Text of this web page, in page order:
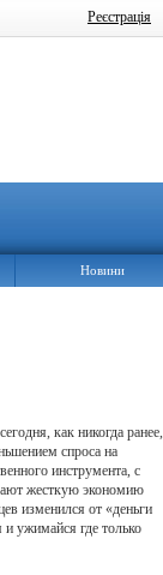
Реєстрація
Новини
как никогда ранее,
спроса на
инструмента, с
жесткую экономию
изменился от «деньги
ужимайся где только